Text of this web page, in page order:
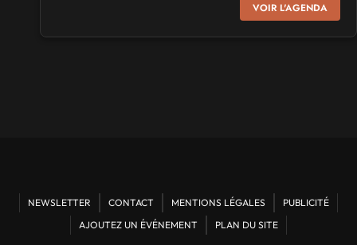
Virtual Calais - salon du jeu vidéo et des loisirs
numériques 2026
Mang'Azur 2027
les 24 et 25 avril 2027 - à Toulon
VOIR L'AGENDA
NEWSLETTER CONTACT MENTIONS LÉGALES
PUBLICITÉ
AJOUTEZ UN ÉVÉNEMENT
PLAN DU SITE